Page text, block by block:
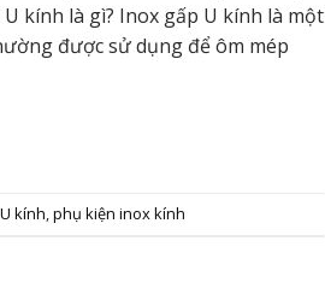
kính là gì? Inox gấp U kính là một
được sử dụng để ôm mép
kính,phụ kiện inox kính